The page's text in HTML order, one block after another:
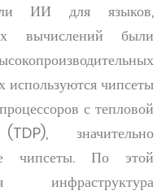
ИИ для языков,
вычислений были
чипсеты
с тепловой
значительно
чипсеты. По этой
инфраструктура